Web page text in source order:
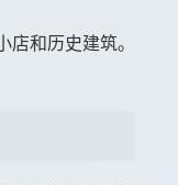
和历史建筑。